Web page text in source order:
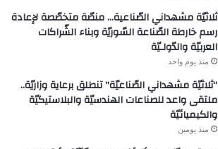
ثلاثيّة مشهداني الصّناعية… منصّة متخصّصة لإعادة
رسم خارطة الصّناعة السّوريّة وبناء الشّراكات
العربيّة والدّولـيّة
منذ يوم واحد
“ثلاثيّة مشهداني الصّناعيّة” تنطلق برعاية وزاريّة..
ملتقى واعد للصناعات الهندسيّة والبلاستيكيّة
والكيميائيّة
منذ يومين